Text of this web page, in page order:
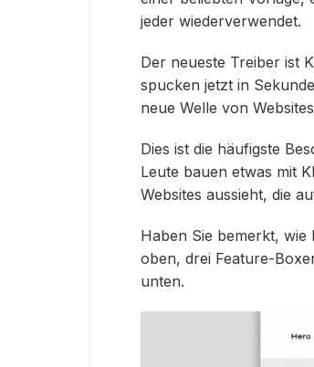
jeder wiederverwendet.
Der neueste Treiber ist
spucken jetzt in
neue Welle von
Dies ist die häufigste
Leute bauen etwas mit
Websites aussieht, die
Haben Sie bemerkt,
oben, drei Feature-
unten.